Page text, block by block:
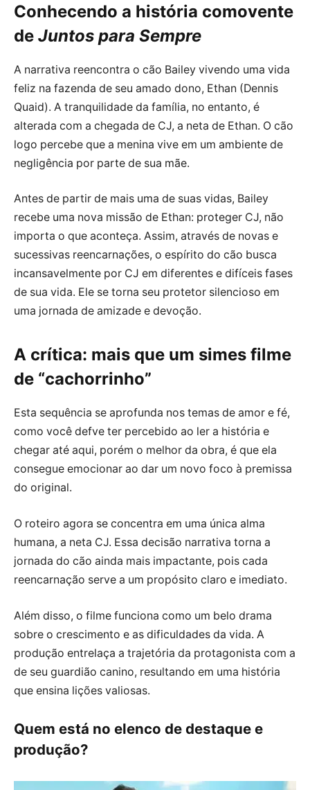
Conhecendo a história comovente
de Juntos para Sempre
A narrativa reencontra o cão Bailey vivendo uma vida
feliz na fazenda de seu amado dono, Ethan (Dennis
Quaid). A tranquilidade da família, no entanto, é
alterada com a chegada de CJ, a neta de Ethan. O cão
logo percebe que a menina vive em um ambiente de
negligência por parte de sua mãe.
Antes de partir de mais uma de suas vidas, Bailey
recebe uma nova missão de Ethan: proteger CJ, não
importa o que aconteça. Assim, através de novas e
sucessivas reencarnações, o espírito do cão busca
incansavelmente por CJ em diferentes e difíceis fases
de sua vida. Ele se torna seu protetor silencioso em
uma jornada de amizade e devoção.
A crítica: mais que um simes filme
de “cachorrinho”
Esta sequência se aprofunda nos temas de amor e fé,
como você defve ter percebido ao ler a história e
chegar até aqui, porém o melhor da obra, é que ela
consegue emocionar ao dar um novo foco à premissa
do original.
O roteiro agora se concentra em uma única alma
humana, a neta CJ. Essa decisão narrativa torna a
jornada do cão ainda mais impactante, pois cada
reencarnação serve a um propósito claro e imediato.
Além disso, o filme funciona como um belo drama
sobre o crescimento e as dificuldades da vida. A
produção entrelaça a trajetória da protagonista com a
de seu guardião canino, resultando em uma história
que ensina lições valiosas.
Quem está no elenco de destaque e
produção?